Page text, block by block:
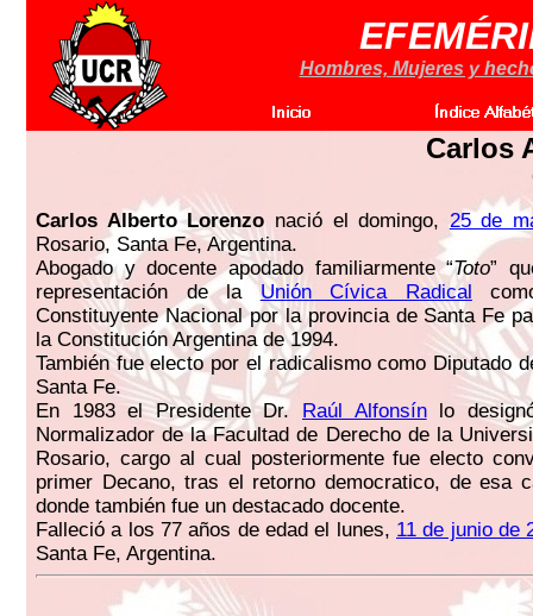
Hombres, Mujeres y
Carlos
Carlos Alberto Lorenzo nació el domingo, 25 de
Rosario, Santa Fe, Argentina.
Abogado y docente apodado familiarmente “Toto”
representación de laUnión Cívica Radical
Constituyente Nacional por la provincia de Santa Fe
la Constitución Argentina de 1994.
También fue electo por el radicalismo como Diputado
Santa Fe.
En 1983 el Presidente Dr. Raúl Alfonsínlo
Normalizador de la Facultad de Derecho de la
Rosario, cargo al cual posteriormente fue electo
primer Decano, tras el retorno democratico, de esa
donde también fue un destacado docente.
Falleció a los 77 años de edad el lunes, 11 de junio de
Santa Fe, Argentina.